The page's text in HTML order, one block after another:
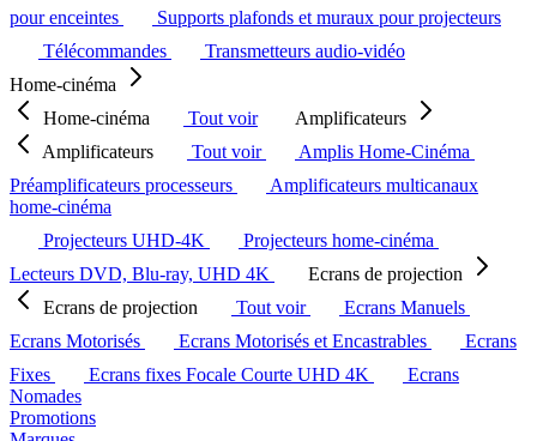
pour enceintes
Supports plafonds et muraux pour projecteurs
Télécommandes
Transmetteurs audio-vidéo
Home-cinéma
Home-cinéma
Tout voir
Amplificateurs
Amplificateurs
Tout voir
Amplis Home-Cinéma
Préamplificateurs processeurs
Amplificateurs multicanaux
home-cinéma
Projecteurs UHD-4K
Projecteurs home-cinéma
Lecteurs DVD, Blu-ray, UHD 4K
Ecrans de projection
Ecrans de projection
Tout voir
Ecrans Manuels
Ecrans Motorisés
Ecrans Motorisés et Encastrables
Ecrans
Fixes
Ecrans fixes Focale Courte UHD 4K
Ecrans
Nomades
Promotions